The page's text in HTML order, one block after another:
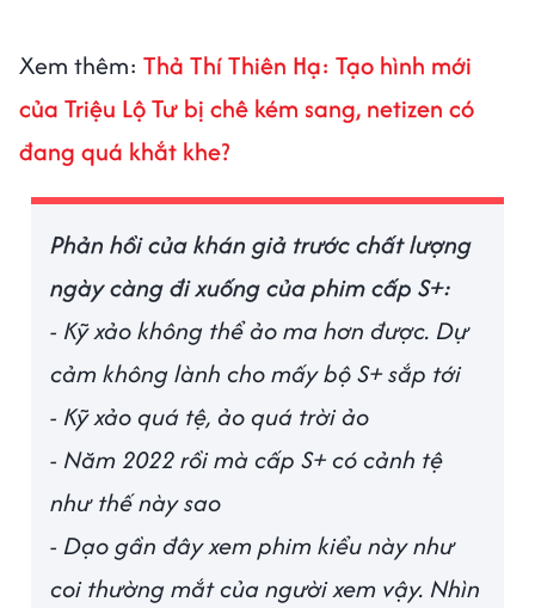
Xem thêm: Thả Thí Thiên Hạ: Tạo hình mới
của Triệu Lộ Tư bị chê kém sang, netizen có
đang quá khắt khe?
Phản hồi của khán giả trước chất lượng
ngày càng đi xuống của phim cấp S+:
- Kỹ xảo không thể ảo ma hơn được. Dự
cảm không lành cho mấy bộ S+ sắp tới
- Kỹ xảo quá tệ, ảo quá trời ảo
- Năm 2022 rồi mà cấp S+ có cảnh tệ
như thế này sao
- Dạo gần đây xem phim kiểu này như
coi thường mắt của người xem vậy. Nhìn